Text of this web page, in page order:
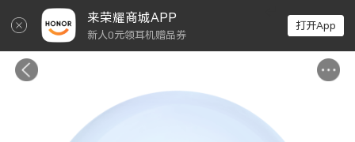
来荣耀商城APP
新人0元领耳机赠品券
打开App